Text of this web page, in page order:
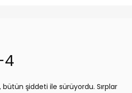
4
bütün şiddeti ile sürüyordu. Sırplar